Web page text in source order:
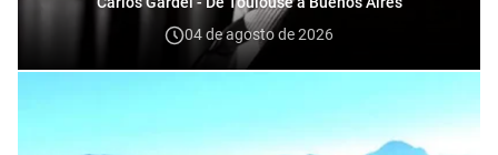
04 de agosto de 2026